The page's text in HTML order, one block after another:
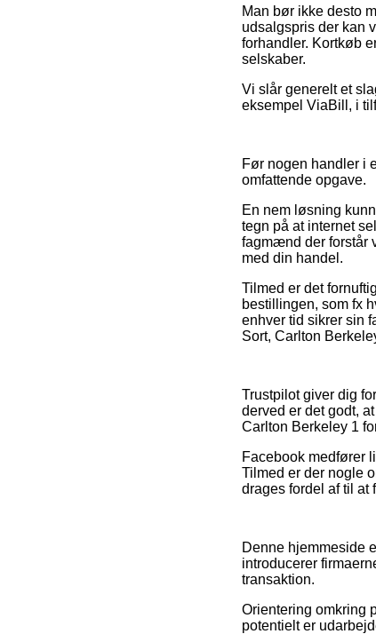
Man bør ikke desto
udsalgspris der kan
forhandler. Kortkøb
selskaber.
Vi slår generelt et
eksempel ViaBill, i
Før nogen handler i
omfattende opgave.
En nem løsning
tegn på at internet
fagmænd der forstår
med din handel.
Tilmed er det
bestillingen, som fx
enhver tid sikrer sin
Sort, Carlton
Trustpilot giver dig
derved er det godt,
Carlton Berkeley 1
Facebook medfører
Tilmed er der nogle
drages fordel af til at
Denne hjemmeside
introducerer
transaktion.
Orientering omkring
potentielt er